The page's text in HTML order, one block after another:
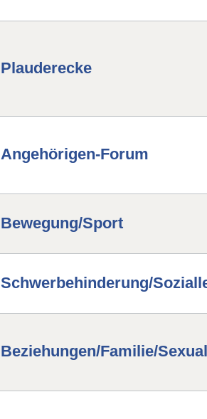
Plauderecke
Angehörigen-Forum
Bewegung/Sport
Schwerbehinderung/
Beziehungen/Familie/